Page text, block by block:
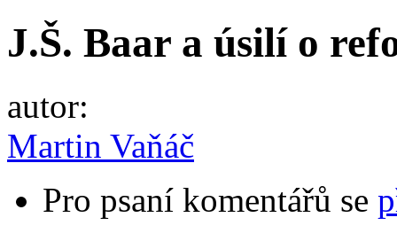
J.Š. Baar a úsilí o
autor:
Martin Vaňáč
Pro psaní komentářů se